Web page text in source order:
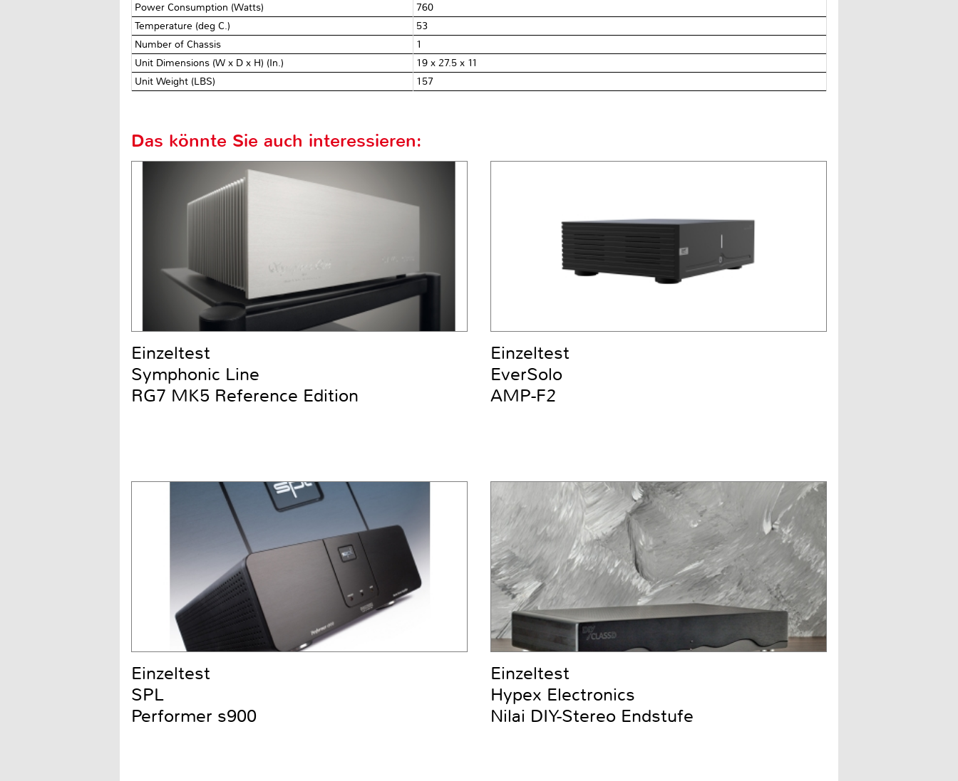
Power Consumption (Watts)
760
Temperature (deg C.)
53
Number of Chassis
1
Unit Dimensions (W x D x H) (In.)
19 x 27.5 x 11
Unit Weight (LBS)
157
Das könnte Sie auch interessieren:
Einzeltest
Symphonic Line
RG7 MK5 Reference Edition
Einzeltest
EverSolo
AMP-F2
Einzeltest
SPL
Performer s900
Einzeltest
Hypex Electronics
Nilai DIY-Stereo Endstufe